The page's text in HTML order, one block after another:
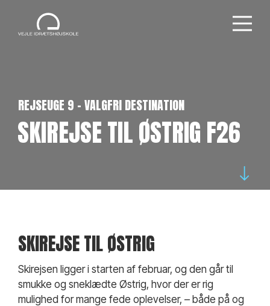
REJSEUGE 9 - VALGFRI DESTINATION
SKIREJSE TIL ØSTRIG F26
SKIREJSE TIL ØSTRIG
Skirejsen ligger i starten af februar, og den går til
smukke og sneklædte Østrig, hvor der er rig
mulighed for mange fede oplevelser, – både på og